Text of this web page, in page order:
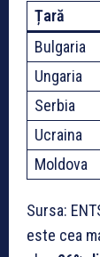
Țară
Bulgaria
Ungaria
Serbia
Ucraina
Moldova
Sursa:
este cea